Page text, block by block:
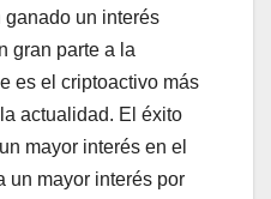
ganado un interés
gran parte a la
es el criptoactivo más
actualidad. El éxito
mayor interés en el
un mayor interés por